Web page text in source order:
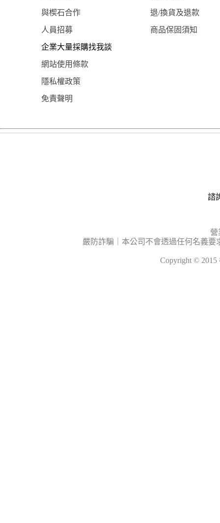
與楔石合作 退/換貨及退款
人員招募 商品保固須知
企業大量採購找我談
網站使用條款
隱私權政策
免責聲明
諮
營
嚴防詐騙｜本公司不會透過任何名義
Copyright ©